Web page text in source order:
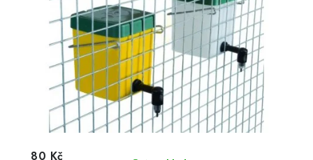
80 Kč